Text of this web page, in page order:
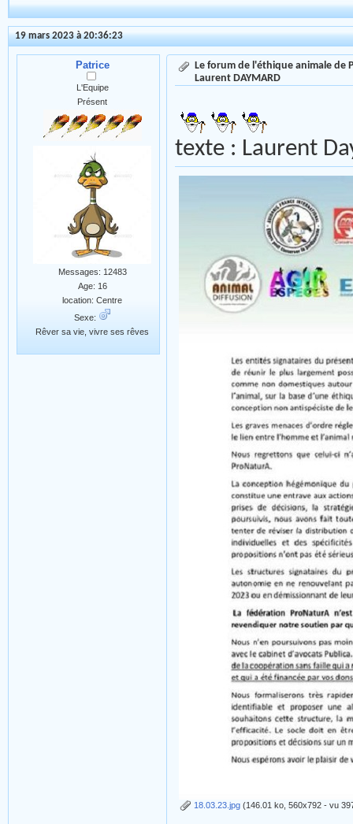
19 mars 2023 à 20:36:23
Patrice
L'Equipe
Présent
Messages: 12483
Age: 16
location: Centre
Sexe:
Rêver sa vie, vivre ses rêves
Le forum de l'éthique animale de
Laurent DAYMARD
texte : Laurent
18.03.23.jpg (146.01 ko, 560x792 - vu